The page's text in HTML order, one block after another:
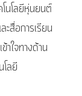
นโลยีหุ่นยนต์
สื่อการเรียน
าใจทางด้าน
ลยี